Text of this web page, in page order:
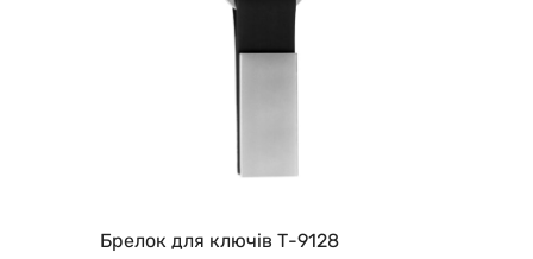
Брелок для ключів Т-9128